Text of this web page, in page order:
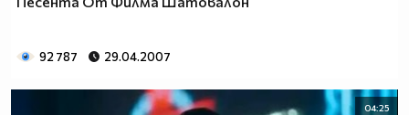
92 787 29.04.2007
04:25